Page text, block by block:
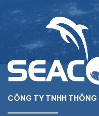
CÔNG TY TNHH